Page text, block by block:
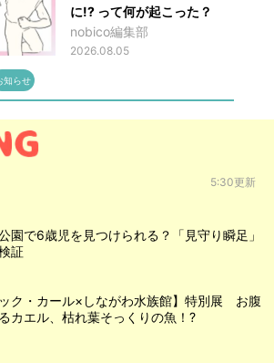
に!? って何が起こった？
nobico編集部
2026.08.05
知らせ
5:30更新
園で6歳児を見つけられる？「見守り瞬足」
証
ック・カール×しながわ水族館】特別展 お腹
カエル、枯れ葉そっくりの魚！?